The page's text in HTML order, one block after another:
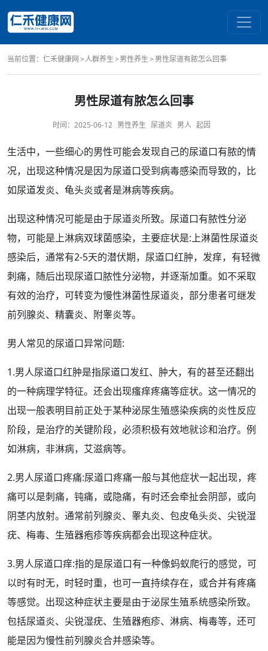
当前位置： 仁禾健康网 人群养生 男性养生 男性尿道有脓怎么回事
男性尿道有脓怎么回事
时间： 2025-06-12 男性养生 尿道炎 男人 起因
生活中，一些细心的男性可能会发现自己的尿道口有脓的情
况，出现这种情况是因为尿道口受到病毒感染而导致的，比
如尿道发炎、 龟头炎或者是淋病等疾病。
出现这种情况可能是由于尿道炎所致。 尿道口有脓性分泌
物，可能是上淋病双球菌感染，主要症状是:上淋菌性尿道炎
感染后，通常有2-5天的潜伏期， 尿道口红肿，发痒，有轻微
刺痛，随后出现尿道口脓性分泌物，并逐渐加重。如不采取
有效的治疗，可转变为慢性淋菌性尿道炎，部分患者可继发
前列腺炎、 精囊炎、 附睾炎等。
男人常见的尿道口异常问题:
1.男人尿道口红肿是指尿道口发红、 肿大，有的甚至还翻出
的一种病理学特征。还会出现瘙痒疼痛等症状。这一情况的
出现一般表明目前正处于某种泌尿生殖感染疾病的炎性反应
阶段，是治疗的关键阶段，必须积极有效地就诊和治疗。例
如淋病， 非淋病， 艾滋病等。
2.男人尿道口疼痛:尿道口疼痛一般与其他症状一起出现，疼
痛可以是刺痛，钝痛，或隐痛，有时还会牵扯会阴部，或向
阴茎内放射。通常前列腺炎、 睾丸炎、 包皮龟头炎、 尖锐湿
疣、 梅毒、 生殖器疱疹等疾病都会出现这种症状。
3.男人尿道口痒:指的是尿道口有一种像蚂蚁爬行的感觉，可
以时有时无，时轻时重，也可一直持续存在，或合并有疼痛
等感觉。出现这种症状主要是由于泌尿生殖系统感染所致。
包括尿道炎、 尖锐湿疣、 生殖器疱疹、淋病、梅毒等，还可
能是因为慢性前列腺炎合并感染等。